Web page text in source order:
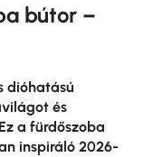
bútor –
dióhatású
és
a fürdőszoba
inspiráló 2026-